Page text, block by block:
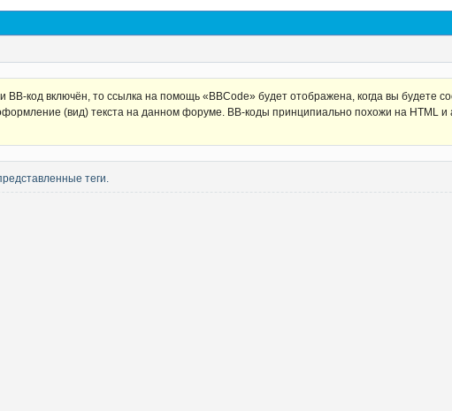
код включён, то ссылка на помощь «BBCode» будет отображена, когда вы будете
(вид) текста на данном форуме. BB-коды принципиально похожи на HTML и
теги.